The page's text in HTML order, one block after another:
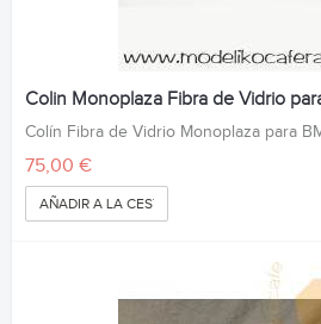
Colin Monoplaza Fibra de Vidrio
Colín Fibra de Vidrio Monoplaza para
75,00 €
AÑADIR A LA CESTA